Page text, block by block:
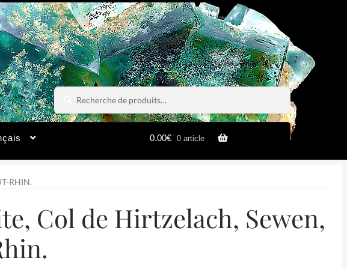
Recherche
pour :
Recherche
0.00€ 0 article
RHIN.
Col de Hirtzelach, Sewen,